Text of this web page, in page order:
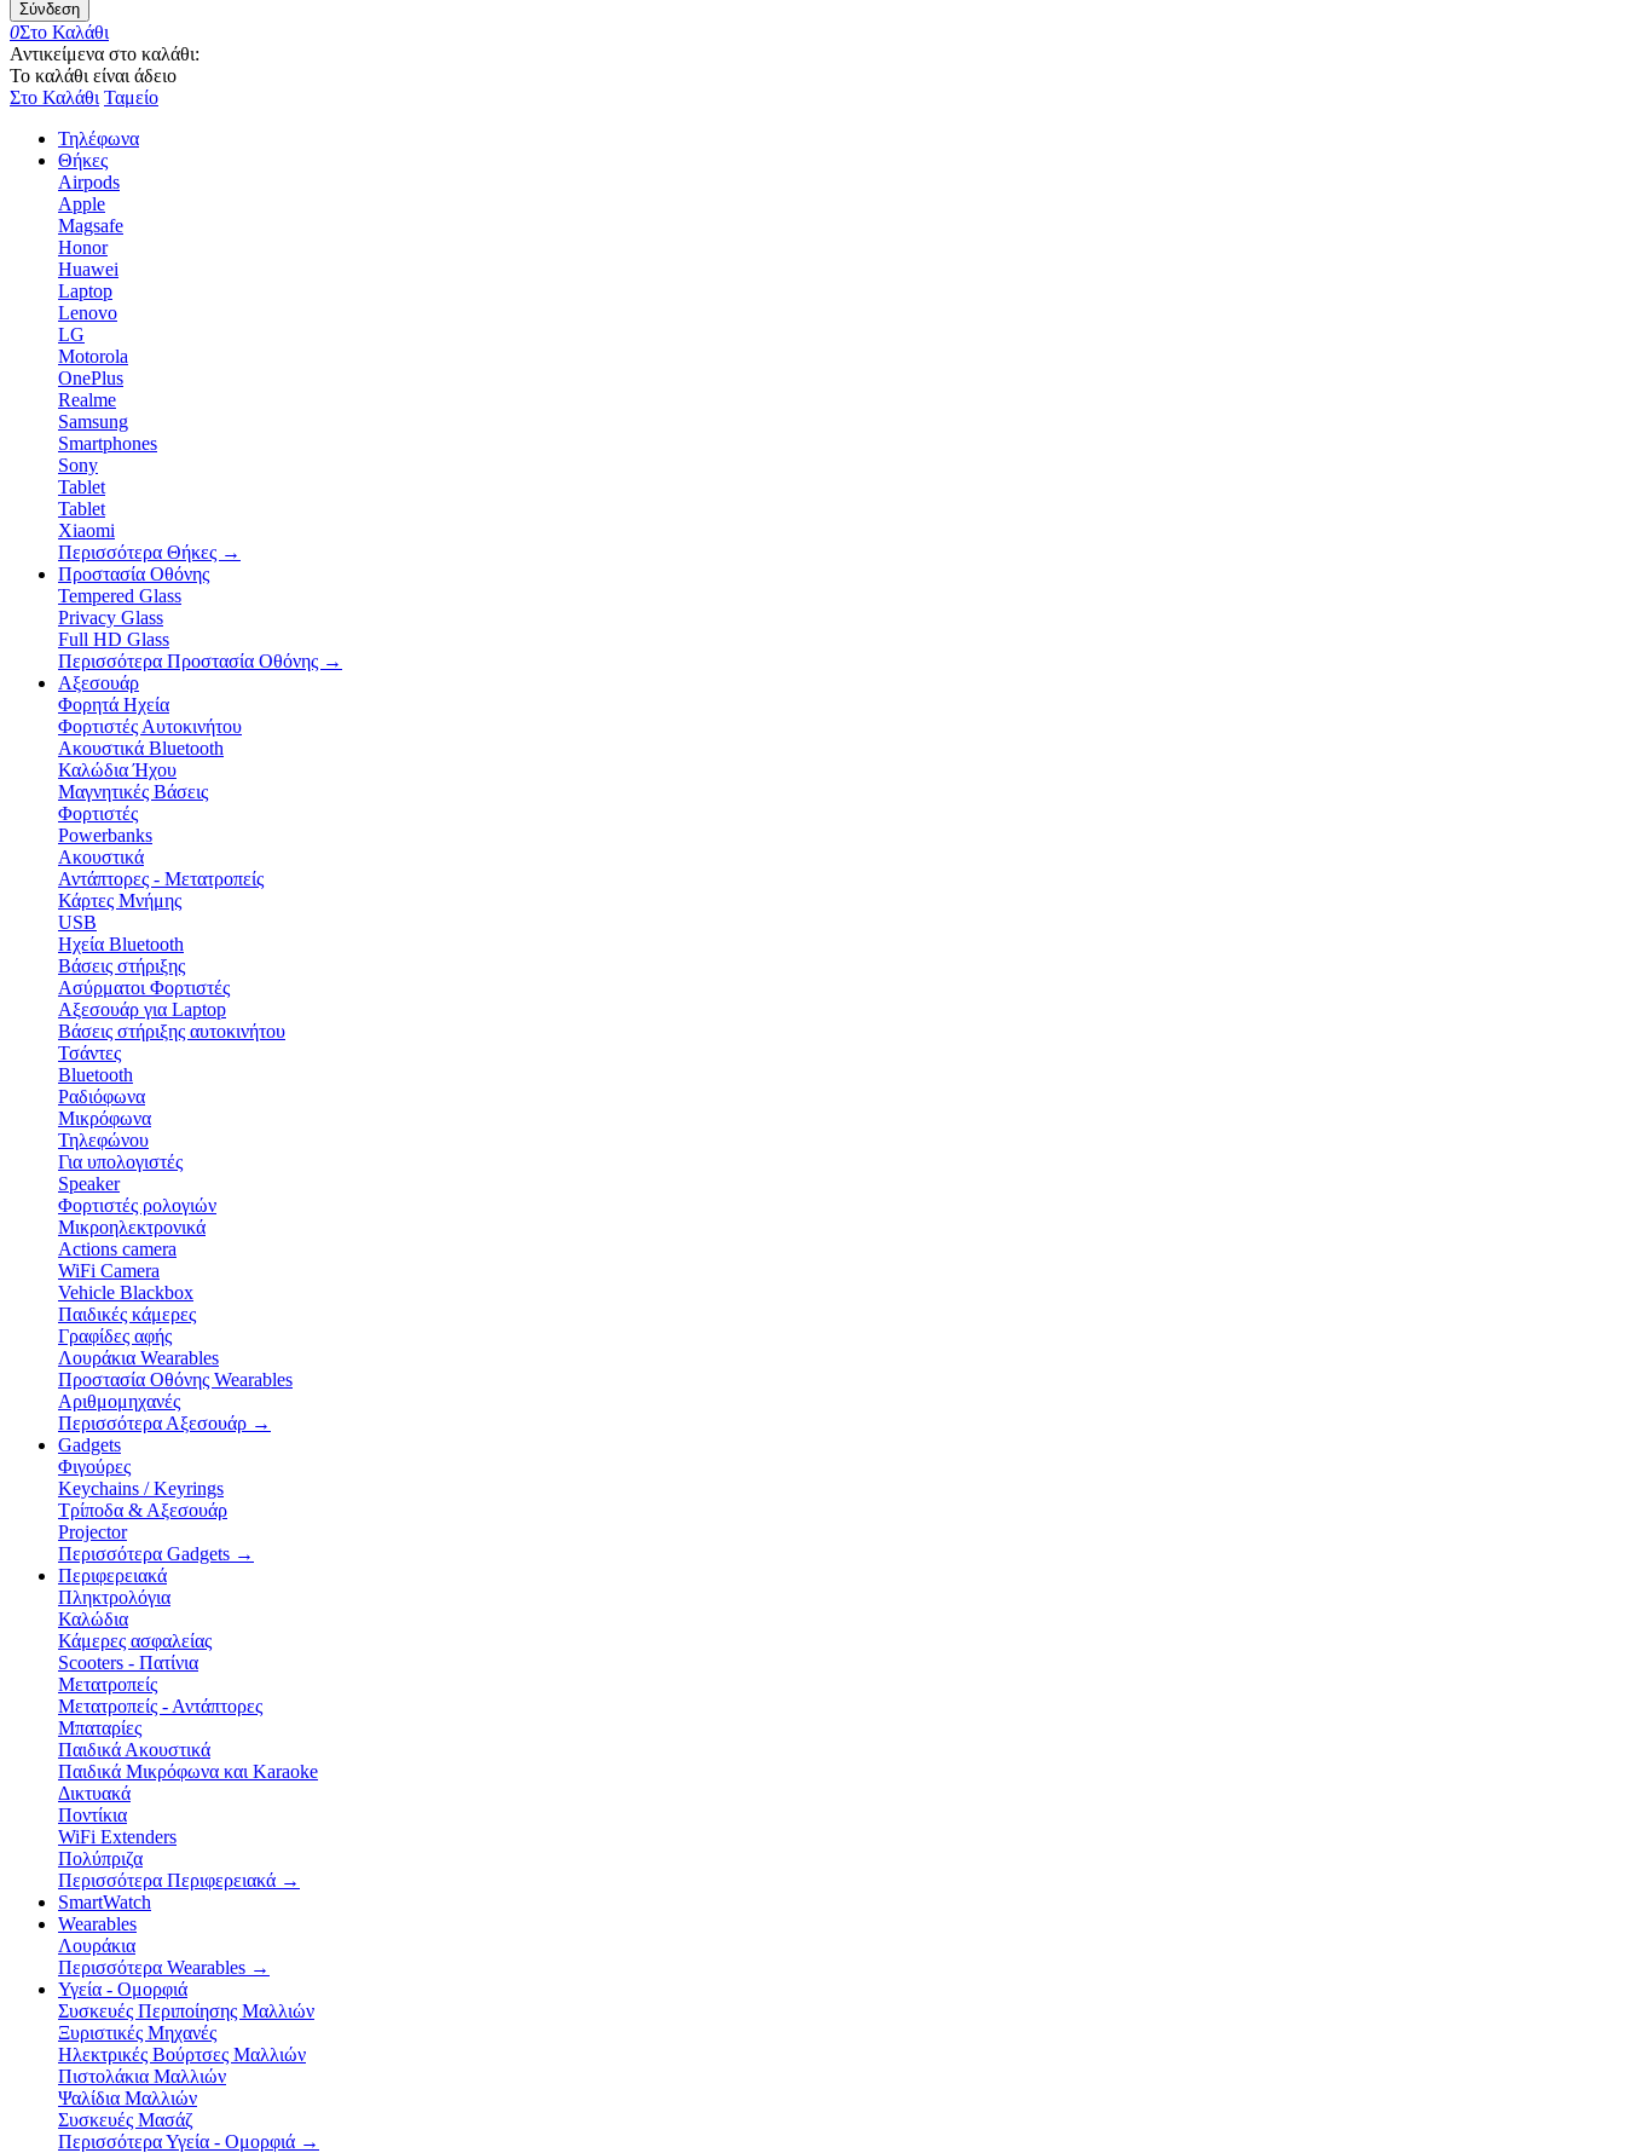
Σύνδεση
0Στο Καλάθι
Αντικείμενα στο καλάθι:
Το καλάθι είναι άδειο
Στο Καλάθι Ταμείο
Τηλέφωνα
Θήκες
Airpods
Apple
Magsafe
Honor
Huawei
Laptop
Lenovo
LG
Motorola
OnePlus
Realme
Samsung
Smartphones
Sony
Tablet
Tablet
Xiaomi
Περισσότερα Θήκες →
Προστασία Οθόνης
Tempered Glass
Privacy Glass
Full HD Glass
Περισσότερα Προστασία Οθόνης →
Αξεσουάρ
Φορητά Ηχεία
Φορτιστές Αυτοκινήτου
Ακουστικά Bluetooth
Καλώδια Ήχου
Μαγνητικές Βάσεις
Φορτιστές
Powerbanks
Ακουστικά
Αντάπτορες - Μετατροπείς
Κάρτες Μνήμης
USB
Ηχεία Bluetooth
Βάσεις στήριξης
Ασύρματοι Φορτιστές
Αξεσουάρ για Laptop
Βάσεις στήριξης αυτοκινήτου
Τσάντες
Bluetooth
Ραδιόφωνα
Μικρόφωνα
Τηλεφώνου
Για υπολογιστές
Speaker
Φορτιστές ρολογιών
Μικροηλεκτρονικά
Actions camera
WiFi Camera
Vehicle Blackbox
Παιδικές κάμερες
Γραφίδες αφής
Λουράκια Wearables
Προστασία Οθόνης Wearables
Αριθμομηχανές
Περισσότερα Αξεσουάρ →
Gadgets
Φιγούρες
Keychains / Keyrings
Τρίποδα & Αξεσουάρ
Projector
Περισσότερα Gadgets →
Περιφερειακά
Πληκτρολόγια
Καλώδια
Κάμερες ασφαλείας
Scooters - Πατίνια
Μετατροπείς
Μετατροπείς - Αντάπτορες
Μπαταρίες
Παιδικά Ακουστικά
Παιδικά Μικρόφωνα και Karaoke
Δικτυακά
Ποντίκια
WiFi Extenders
Πολύπριζα
Περισσότερα Περιφερειακά →
SmartWatch
Wearables
Λουράκια
Περισσότερα Wearables →
Υγεία - Ομορφιά
Συσκευές Περιποίησης Μαλλιών
Ξυριστικές Μηχανές
Ηλεκτρικές Βούρτσες Μαλλιών
Πιστολάκια Μαλλιών
Ψαλίδια Μαλλιών
Συσκευές Μασάζ
Περισσότερα Υγεία - Ομορφιά →